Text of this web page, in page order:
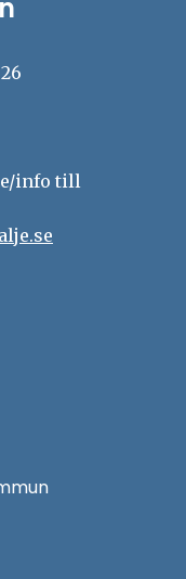
info till